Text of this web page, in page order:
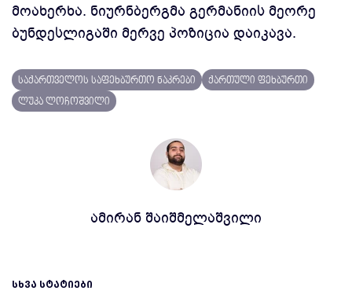
მოახერხა. ნიურნბერგმა გერმანიის მეორე
ბუნდესლიგაში მერვე პოზიცია დაიკავა.
საქართველოს საფეხბურთო ნაკრები
ქართული ფეხბურთი
ლუკა ლოჩოშვილი
ამირან შაიშმელაშვილი
ᲡᲮᲕᲐ ᲡᲢᲐᲢᲘᲔᲑᲘ